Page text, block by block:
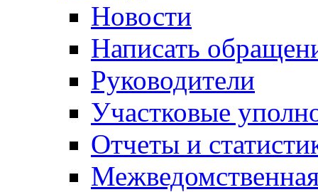
Новости
Написать
Руководители
Участковые
Отчеты и